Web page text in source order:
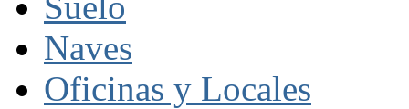
Naves
Oficinas y Locales